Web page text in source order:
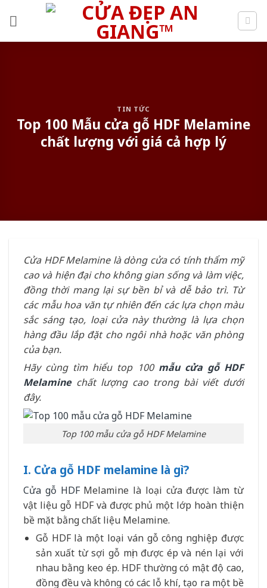
TIN TỨC
Top 100 Mẫu cửa gỗ HDF Melamine
chất lượng với giá cả hợp lý
Cửa HDF Melamine là dòng cửa có tính thẩm mỹ
cao và hiện đại cho không gian sống và làm việc,
đồng thời mang lại sự bền bỉ và dễ bảo trì. Từ
các mẫu hoa văn tự nhiên đến các lựa chọn màu
sắc sáng tạo, loại cửa này thường là lựa chọn
hàng đầu lắp đặt cho ngôi nhà hoặc văn phòng
của bạn.
Hãy cùng tìm hiểu top 100mẫu cửa gỗ HDF
Melaminechất lượng cao trong bài viết dưới
đây.
Top 100 mẫu cửa gỗ HDF Melamine
I. Cửa gỗ HDF melamine là gì?
Cửa gỗ HDFMelamine là loại cửa được làm từ
vật liệu gỗ HDF và được phủ một lớp hoàn thiện
bề mặt bằng chất liệu Melamine.
Gỗ HDF là một loại ván gỗ công nghiệp được
sản xuất từ sợi gỗ mịn được ép và nén lại với
nhau bằng keo ép. HDF thường có mật độ cao,
đồng đều và không có các lỗ khí, tạo ra một bề